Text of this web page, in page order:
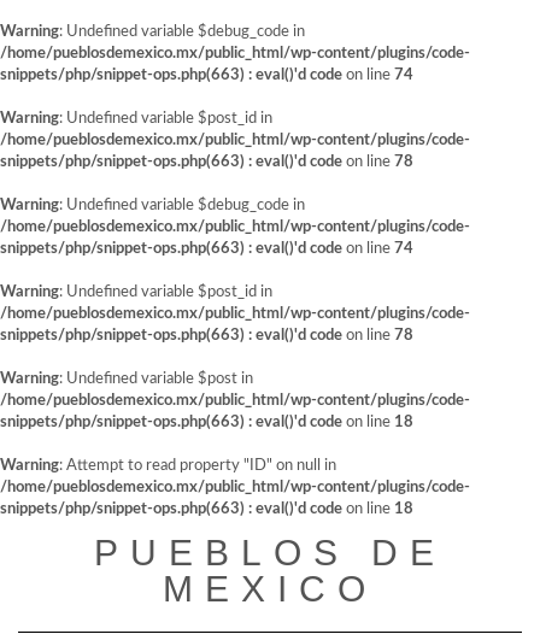
Warning: Undefined variable $debug_code in
/home/pueblosdemexico.mx/public_html/wp-content/plugins/code-
snippets/php/snippet-ops.php(663) : eval()'d code on line 74
Warning: Undefined variable $post_id in
/home/pueblosdemexico.mx/public_html/wp-content/plugins/code-
snippets/php/snippet-ops.php(663) : eval()'d code on line 78
Warning: Undefined variable $debug_code in
/home/pueblosdemexico.mx/public_html/wp-content/plugins/code-
snippets/php/snippet-ops.php(663) : eval()'d code on line 74
Warning: Undefined variable $post_id in
/home/pueblosdemexico.mx/public_html/wp-content/plugins/code-
snippets/php/snippet-ops.php(663) : eval()'d code on line 78
Warning: Undefined variable $post in
/home/pueblosdemexico.mx/public_html/wp-content/plugins/code-
snippets/php/snippet-ops.php(663) : eval()'d code on line 18
Warning: Attempt to read property "ID" on null in
/home/pueblosdemexico.mx/public_html/wp-content/plugins/code-
snippets/php/snippet-ops.php(663) : eval()'d code on line 18
PUEBLOS DE
MEXICO